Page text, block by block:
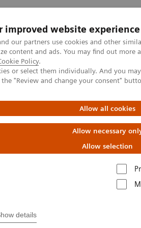
improved website experience
our partners use cookies and other
content and ads. You may find out
Policy.
or select them individually. And you
"Review and change your consent"
Allow all cookies
Allow necessary
Allow selection
details
À propos de
& Automation
portfolio